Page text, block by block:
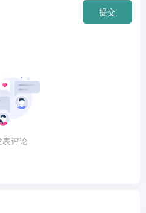
提交
表评论